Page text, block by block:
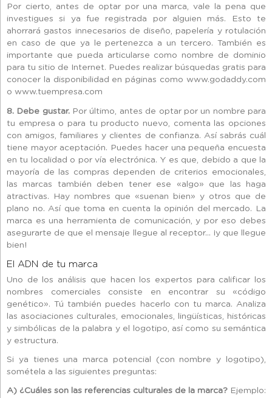
Por cierto, antes de optar por una marca, vale la pena que
investigues si ya fue registrada por alguien más. Esto te
ahorrará gastos innecesarios de diseño, papelería y rotulación
en caso de que ya le pertenezca a un tercero. También es
importante que pueda articularse como nombre de dominio
para tu sitio de Internet. Puedes realizar búsquedas gratis para
conocer la disponibilidad en páginas como www.godaddy.com
o www.tuempresa.com
8. Debe gustar.Por último, antes de optar por un nombre para
tu empresa o para tu producto nuevo, comenta las opciones
con amigos, familiares y clientes de confianza. Así sabrás cuál
tiene mayor aceptación. Puedes hacer una pequeña encuesta
en tu localidad o por vía electrónica. Y es que, debido a que la
mayoría de las compras dependen de criterios emocionales,
las marcas también deben tener ese «algo» que las haga
atractivas. Hay nombres que «suenan bien» y otros que de
plano no. Así que toma en cuenta la opinión del mercado. La
marca es una herramienta de comunicación, y por eso debes
asegurarte de que el mensaje llegue al receptor… ¡y que llegue
bien!
El ADN de tu marca
Uno de los análisis que hacen los expertos para calificar los
nombres comerciales consiste en encontrar su «código
genético». Tú también puedes hacerlo con tu marca. Analiza
las asociaciones culturales, emocionales, lingüísticas, históricas
y simbólicas de la palabra y el logotipo, así como su semántica
y estructura.
Si ya tienes una marca potencial (con nombre y logotipo),
sométela a las siguientes preguntas:
A) ¿Cuáles son las referencias culturales de la marca? Ejemplo: